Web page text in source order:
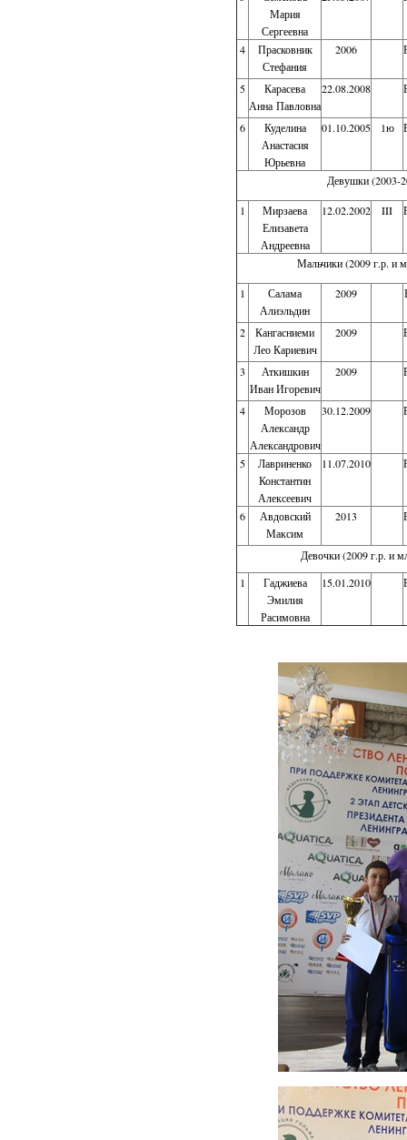
Мария
Сергеевна
4
Прасковник
Стефания
2006
5
Карасева
Анна Павловна
22.08.2008
6
Куделина
Анастасия
Юрьевна
01.10.2005 1ю
Девушки (2003-
1
Мирзаева
Елизавета
Андреевна
12.02.2002 III
Мальчики (2009 г.р. и
1
Салама
Алиэльдин
2009
2
Кангасниеми
Лео Кариевич
2009
3
Аткишкин
Иван Игоревич
2009
4
Морозов
Александр
Александрович
30.12.2009
5
Лавриненко
Константин
Алексеевич
11.07.2010
6
Авдовский
Максим
2013
Девочки (2009 г.р. и
1
Гаджиева
Эмилия
Расимовна
15.01.2010